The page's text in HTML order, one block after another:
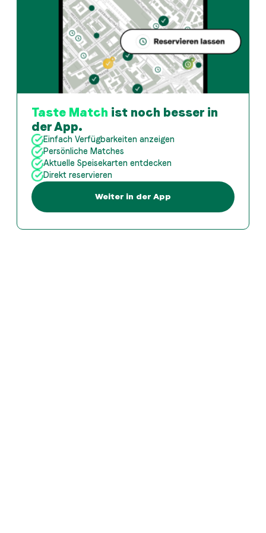
Taste Match ist noch besser in
der App.
Einfach Verfügbarkeiten anzeigen
Persönliche Matches
Aktuelle Speisekarten entdecken
Direkt reservieren
Weiter in der App